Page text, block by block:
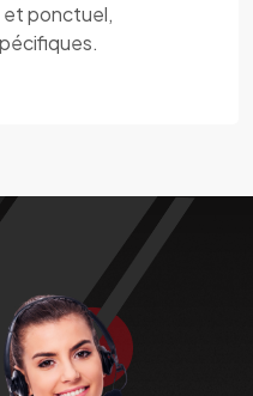
et ponctuel,